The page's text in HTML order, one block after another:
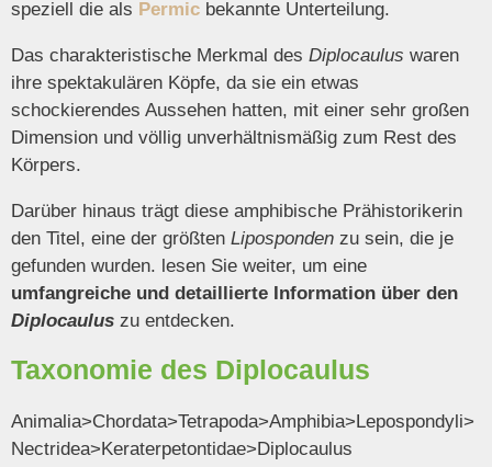
speziell die als Permic bekannte Unterteilung.
Das charakteristische Merkmal des Diplocaulus waren
ihre spektakulären Köpfe, da sie ein etwas
schockierendes Aussehen hatten, mit einer sehr großen
Dimension und völlig unverhältnismäßig zum Rest des
Körpers.
Darüber hinaus trägt diese amphibische Prähistorikerin
den Titel, eine der größten Liposponden zu sein, die je
gefunden wurden. lesen Sie weiter, um eine
umfangreiche und detaillierte Information über den
Diplocaulus zu entdecken.
Taxonomie des Diplocaulus
Animalia>Chordata>Tetrapoda>Amphibia>Lepospondyli>
Nectridea>Keraterpetontidae>Diplocaulus